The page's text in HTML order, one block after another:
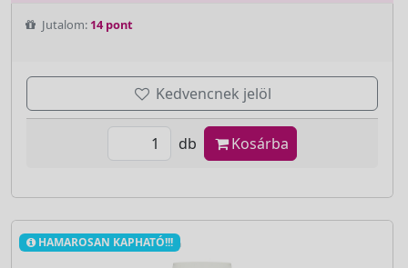
Jutalom: 14 pont
Kedvencnek jelöl
db Kosárba
HAMAROSAN KAPHATÓ!!!